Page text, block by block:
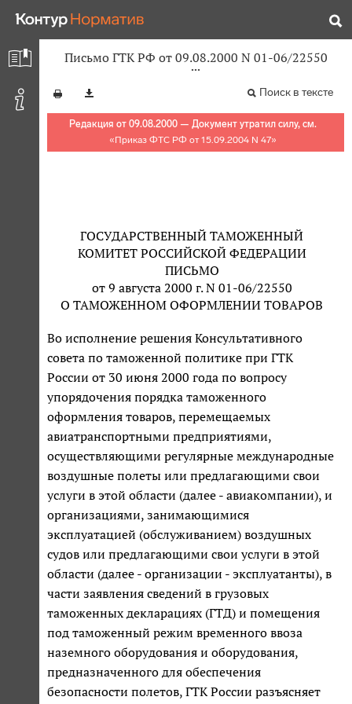
Письмо ГТК РФ от 09.08.2000 N 01-06/22550
Поиск в тексте
Редакция от 09.08.2000 — Документ утратил силу, см.
«Приказ ФТС РФ от 15.09.2004 N 47»
ГОСУДАРСТВЕННЫЙ ТАМОЖЕННЫЙ
КОМИТЕТ РОССИЙСКОЙ ФЕДЕРАЦИИ
ПИСЬМО
от 9 августа 2000 г. N 01-06/22550
О ТАМОЖЕННОМ ОФОРМЛЕНИИ ТОВАРОВ
Во исполнение решения Консультативного
совета по таможенной политике при ГТК
России от 30 июня 2000 года по вопросу
упорядочения порядка таможенного
оформления товаров, перемещаемых
авиатранспортными предприятиями,
осуществляющими регулярные международные
воздушные полеты или предлагающими свои
услуги в этой области (далее - авиакомпании), и
организациями, занимающимися
эксплуатацией (обслуживанием) воздушных
судов или предлагающими свои услуги в этой
области (далее - организации - эксплуатанты), в
части заявления сведений в грузовых
таможенных декларациях (ГТД) и помещения
под таможенный режим временного ввоза
наземного оборудования и оборудования,
предназначенного для обеспечения
безопасности полетов, ГТК России разъясняет